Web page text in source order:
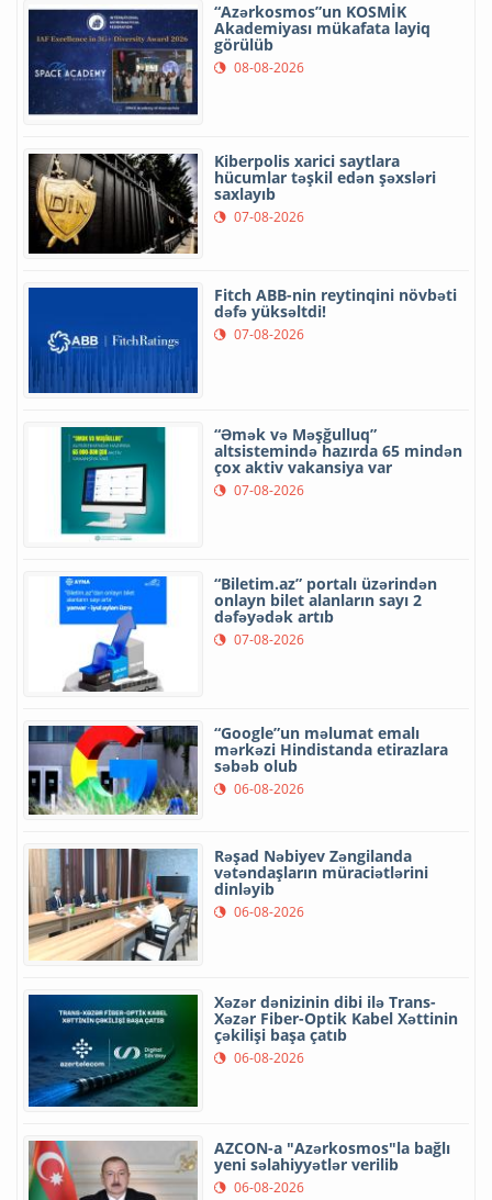
“Azərkosmos”un KOSMİK
Akademiyası mükafata layiq
görülüb
08-08-2026
Kiberpolis xarici saytlara
hücumlar təşkil edən şəxsləri
saxlayıb
07-08-2026
Fitch ABB-nin reytinqini növbəti
dəfə yüksəltdi!
07-08-2026
“Əmək və Məşğulluq”
altsistemində hazırda 65 mindən
çox aktiv vakansiya var
07-08-2026
“Biletim.az” portalı üzərindən
onlayn bilet alanların sayı 2
dəfəyədək artıb
07-08-2026
“Google”un məlumat emalı
mərkəzi Hindistanda etirazlara
səbəb olub
06-08-2026
Rəşad Nəbiyev Zəngilanda
vətəndaşların müraciətlərini
dinləyib
06-08-2026
Xəzər dənizinin dibi ilə Trans-
Xəzər Fiber-Optik Kabel Xəttinin
çəkilişi başa çatıb
06-08-2026
AZCON-a "Azərkosmos"la bağlı
yeni səlahiyyətlər verilib
06-08-2026